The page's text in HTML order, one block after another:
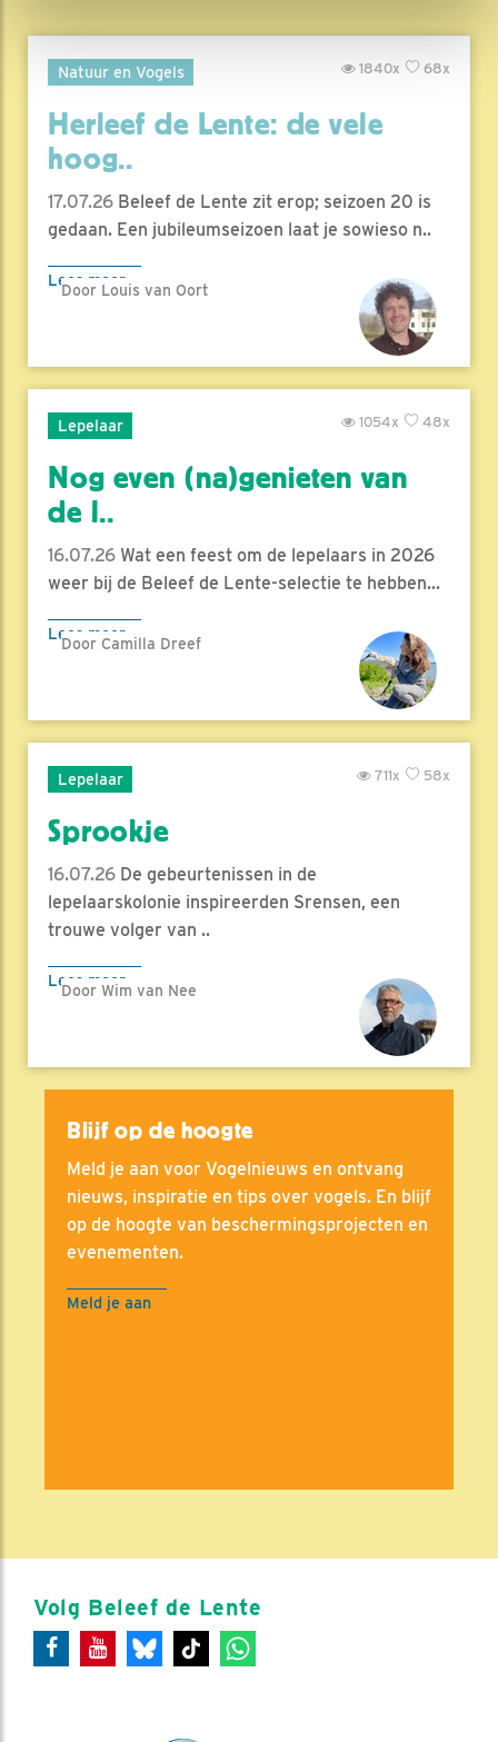
Natuur en Vogels 68x
1840x
Herleef de Lente: de vele
hoog..
17.07.26 Beleef de Lente zit erop; seizoen 20 is
gedaan. Een jubileumseizoen laat je sowieso n..
Lees meer
Door Louis van Oort
Lepelaar 48x
1054x
Nog even (na)genieten van
de l..
16.07.26 Wat een feest om de lepelaars in 2026
weer bij de Beleef de Lente-selectie te hebben...
Lees meer
Door Camilla Dreef
Lepelaar 58x
711x
Sprookje
16.07.26 De gebeurtenissen in de
lepelaarskolonie inspireerden Srensen, een
trouwe volger van ..
Lees meer
Door Wim van Nee
Blijf op de hoogte
Meld je aan voor Vogelnieuws en ontvang
nieuws, inspiratie en tips over vogels. En blijf
op de hoogte van beschermingsprojecten en
evenementen.
Meld je aan
Volg Beleef de Lente